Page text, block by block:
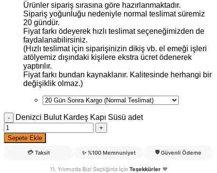
Ürünler sipariş sırasına göre hazırlanmaktadır.
Sipariş yoğunluğu nedeniyle normal teslimat süremiz
20 gündür.
Fiyat farkı ödeyerek hızlı teslimat seçeneğimizden de
faydalanabilirsiniz.
(Hızlı teslimat için siparişinizin dikiş vb. el emeği işleri
atölyemiz dışındaki kişilere ekstra ücret ödenerek
yaptırılır.
Fiyat farkı bundan kaynaklanır. Kalitesinde herhangi bir
değişiklik olmaz.)
Denizci Bulut Kardeş Kapı Süsü adet
Sepete Ekle
💳 Taksit ✨ %100 Memnuniyet 🛡️ Güvenli Ödeme
11. Yılımızda Bizi Seçtiğiniz İçin Teşekkürler❤️